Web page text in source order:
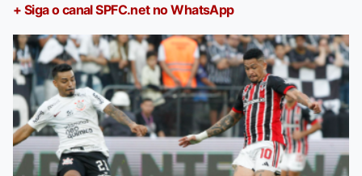
+ Siga o canal SPFC.net no WhatsApp